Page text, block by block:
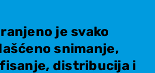
je svako
snimanje,
distribucija i